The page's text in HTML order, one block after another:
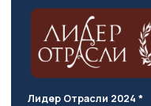
Лидер Отрасли 2024 *